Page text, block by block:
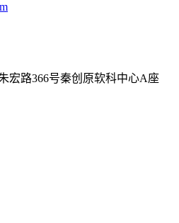
宏路366号秦创原软科中心A座